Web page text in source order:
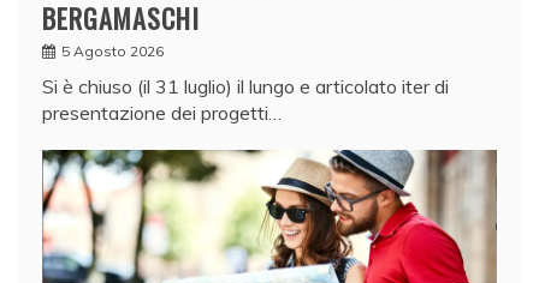
BERGAMASCHI
5 Agosto 2026
Si è chiuso (il 31 luglio) il lungo e articolato iter di
presentazione dei progetti…